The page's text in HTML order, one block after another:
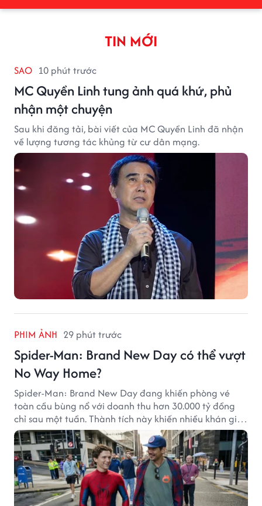
TIN MỚI
SAO 10 phút trước
MC Quyền Linh tung ảnh quá khứ, phủ
nhận một chuyện
Sau khi đăng tải, bài viết của MC Quyền Linh đã nhận
về lượng tương tác khủng từ cư dân mạng.
PHIM ẢNH 29 phút trước
Spider-Man: Brand New Day có thể vượt
No Way Home?
Spider-Man: Brand New Day đang khiến phòng vé
toàn cầu bùng nổ với doanh thu hơn 30.000 tỷ đồng
chỉ sau một tuần. Thành tích này khiến nhiều khán giả
đặt câu hỏi liệu bộ phim mới của Tom Holland có thể
phá kỷ lục mà No Way Home từng thiết lập hay không.